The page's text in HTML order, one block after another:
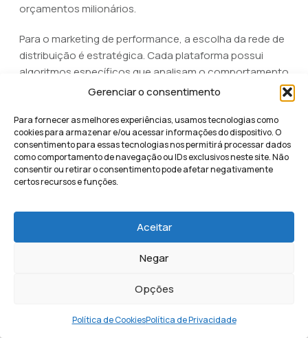
Gerenciar o consentimento
Para fornecer as melhores experiências, usamos tecnologias como
cookies para armazenar e/ou acessar informações do dispositivo. O
consentimento para essas tecnologias nos permitirá processar dados
como comportamento de navegação ou IDs exclusivos neste site. Não
consentir ou retirar o consentimento pode afetar negativamente
certos recursos e funções.
Aceitar
Negar
Opções
Política de CookiesPolítica de Privacidade
orçamentos milionários.
Para o marketing de performance, a escolha da rede de
distribuição é estratégica. Cada plataforma possui
algoritmos específicos que analisam o comportamento
do usuário para exibir o anúncio mais relevante. Isso
garantindo que o investimento emtráfego pagoseja
otimizado para gerar leads reais em canais diretos
como o WhatsApp e o Instagram.
Taboola e Outbrain
globais no segmento depublicidade nativa
responsáveis por gerenciar aqueles blocos de
sugestões que aparecem ao final de reportagens em
sites de alta autoridade. Essas redes são ideais para
negócios que buscam construir autoridade digital em